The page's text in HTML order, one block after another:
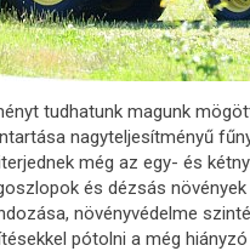
tudhatunk magunk
nagyteljesítményű
még az egy- és
és dézsás
növényvédelme
pótolni a még